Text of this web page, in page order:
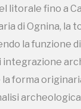
litorale fino a
di Ognina, la
la funzione
integrazione
forma
accessibile al
sua attuale
storico e
non solo la
e una
testimone